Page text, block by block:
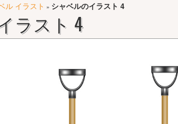
ル イラスト » シャベルのイラスト 4
ラスト 4